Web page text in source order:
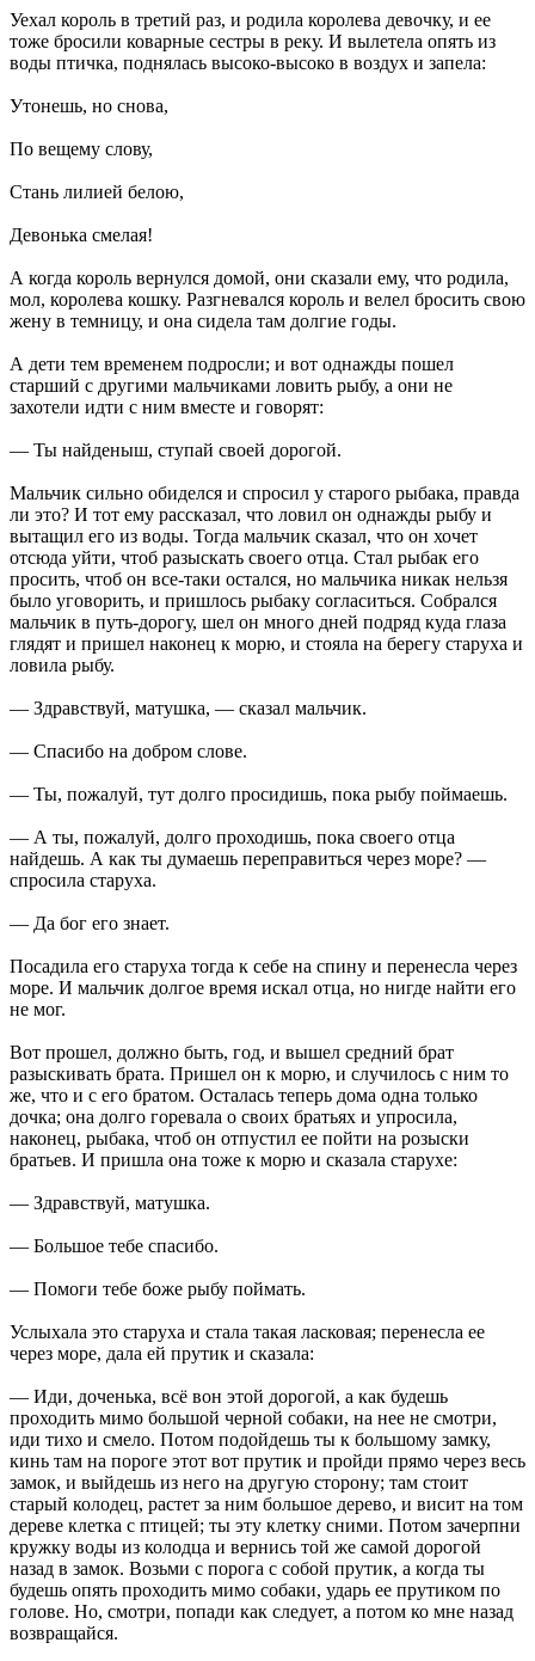
Уехал король в третий раз, и родила королева девочку, и ее
тоже бросили коварные сестры в реку. И вылетела опять из
воды птичка, поднялась высоко-высоко в воздух и запела:
Утонешь, но снова,
По вещему слову,
Стань лилией белою,
Девонька смелая!
А когда король вернулся домой, они сказали ему, что родила,
мол, королева кошку. Разгневался король и велел бросить свою
жену в темницу, и она сидела там долгие годы.
А дети тем временем подросли; и вот однажды пошел
старший с другими мальчиками ловить рыбу, а они не
захотели идти с ним вместе и говорят:
— Ты найденыш, ступай своей дорогой.
Мальчик сильно обиделся и спросил у старого рыбака, правда
ли это? И тот ему рассказал, что ловил он однажды рыбу и
вытащил его из воды. Тогда мальчик сказал, что он хочет
отсюда уйти, чтоб разыскать своего отца. Стал рыбак его
просить, чтоб он все-таки остался, но мальчика никак нельзя
было уговорить, и пришлось рыбаку согласиться. Собрался
мальчик в путь-дорогу, шел он много дней подряд куда глаза
глядят и пришел наконец к морю, и стояла на берегу старуха и
ловила рыбу.
— Здравствуй, матушка, — сказал мальчик.
— Спасибо на добром слове.
— Ты, пожалуй, тут долго просидишь, пока рыбу поймаешь.
— А ты, пожалуй, долго проходишь, пока своего отца
найдешь. А как ты думаешь переправиться через море? —
спросила старуха.
— Да бог его знает.
Посадила его старуха тогда к себе на спину и перенесла через
море. И мальчик долгое время искал отца, но нигде найти его
не мог.
Вот прошел, должно быть, год, и вышел средний брат
разыскивать брата. Пришел он к морю, и случилось с ним то
же, что и с его братом. Осталась теперь дома одна только
дочка; она долго горевала о своих братьях и упросила,
наконец, рыбака, чтоб он отпустил ее пойти на розыски
братьев. И пришла она тоже к морю и сказала старухе:
— Здравствуй, матушка.
— Большое тебе спасибо.
— Помоги тебе боже рыбу поймать.
Услыхала это старуха и стала такая ласковая; перенесла ее
через море, дала ей прутик и сказала:
— Иди, доченька, всё вон этой дорогой, а как будешь
проходить мимо большой черной собаки, на нее не смотри,
иди тихо и смело. Потом подойдешь ты к большому замку,
кинь там на пороге этот вот прутик и пройди прямо через весь
замок, и выйдешь из него на другую сторону; там стоит
старый колодец, растет за ним большое дерево, и висит на том
дереве клетка с птицей; ты эту клетку сними. Потом зачерпни
кружку воды из колодца и вернись той же самой дорогой
назад в замок. Возьми с порога с собой прутик, а когда ты
будешь опять проходить мимо собаки, ударь ее прутиком по
голове. Но, смотри, попади как следует, а потом ко мне назад
возвращайся.